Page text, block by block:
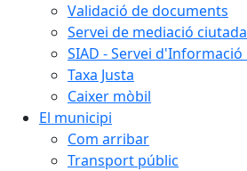
Validació de documents
Servei de mediació
SIAD - Servei
Taxa Justa
Caixer mòbil
El municipi
Com arribar
Transport públic